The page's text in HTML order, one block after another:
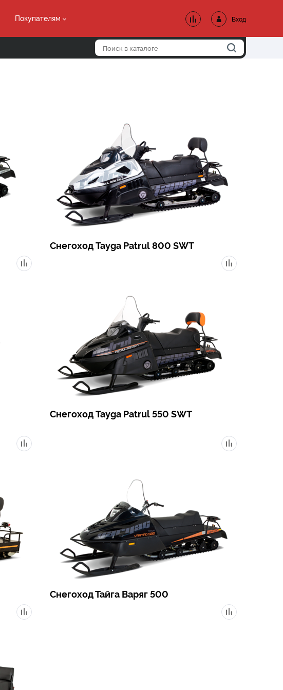
Вход
Покупателям
Снегоход Tayga Patrul 800 SWT
Снегоход Tayga Patrul 550 SWT
Снегоход Тайга Варяг 500